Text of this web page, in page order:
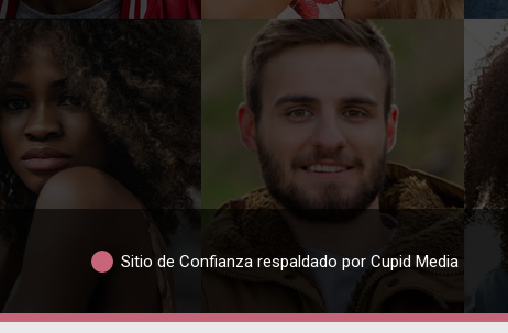
Sitio de Confianza respaldado por Cupid Media